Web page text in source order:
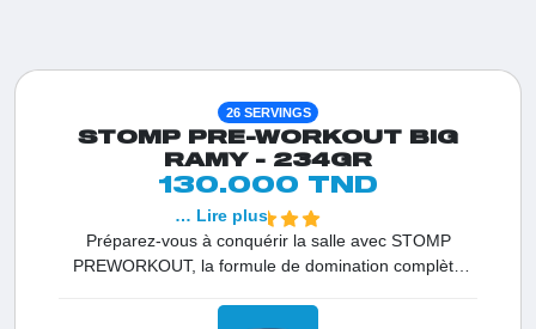
26 SERVINGS
STOMP PRE-WORKOUT BIG
RAMY - 234GR
130.000 TND
Préparez-vous à conquérir la salle avec STOMP
PREWORKOUT, la formule de domination complète
Délivrant une énergie féroce et une congestion
… Lire plus